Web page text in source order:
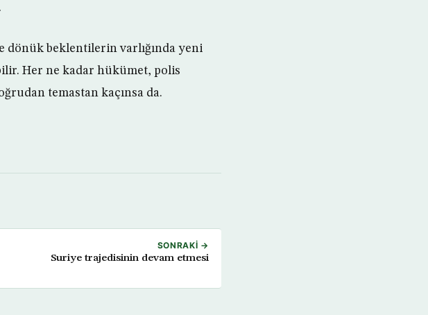
dönük beklentilerin varlığında yeni
Her ne kadar hükümet, polis
temastan kaçınsa da.
SONRAKI →
Suriye trajedisinin devam etmesi